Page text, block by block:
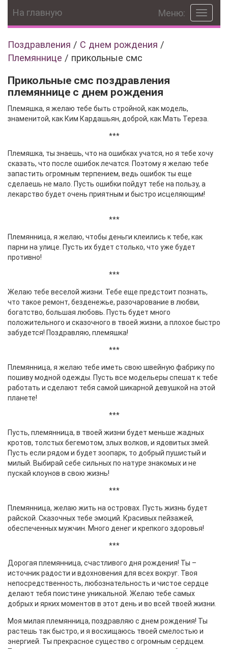
Toggle
На главную Меню:
Поздравления / С днем рождения /
Племяннице / прикольные смс
Прикольные смс поздравления
племяннице с днем рождения
Племяшка, я желаю тебе быть стройной, как модель,
знаменитой, как Ким Кардашьян, доброй, как Мать Тереза.
***
Племяшка, ты знаешь, что на ошибках учатся, но я тебе хочу
сказать, что после ошибок лечатся. Поэтому я желаю тебе
запастить огромным терпением, ведь ошибок ты еще
сделаешь не мало. Пусть ошибки пойдут тебе на пользу, а
лекарство будет очень приятным и быстро исцеляющим!
***
Племянница, я желаю, чтобы деньги клеились к тебе, как
парни на улице. Пусть их будет столько, что уже будет
противно!
***
Желаю тебе веселой жизни. Тебе еще предстоит познать,
что такое ремонт, безденежье, разочарование в любви,
богатство, большая любовь. Пусть будет много
положительного и сказочного в твоей жизни, а плохое быстро
забудется! Поздравляю, племяшка!
***
Племянница, я желаю тебе иметь свою швейную фабрику по
пошиву модной одежды. Пусть все модельеры спешат к тебе
работать и сделают тебя самой шикарной девушкой на этой
планете!
***
Пусть, племянница, в твоей жизни будет меньше жадных
кротов, толстых бегемотом, злых волков, и ядовитых змей.
Пусть если рядом и будет зоопарк, то добрый пушистый и
милый. Выбирай себе сильных по натуре знакомых и не
пускай клоунов в свою жизнь!
***
Племянница, желаю жить на островах. Пусть жизнь будет
райской. Сказочных тебе эмоций. Красивых пейзажей,
обеспеченных мужчин. Много денег и крепкого здоровья!
***
Дорогая племянница, счастливого дня рождения! Ты –
источник радости и вдохновения для всех вокруг. Твоя
непосредственность, любознательность и чистое сердце
делают тебя поистине уникальной. Желаю тебе самых
добрых и ярких моментов в этот день и во всей твоей жизни.
Моя милая племянница, поздравляю с днем рождения! Ты
растешь так быстро, и я восхищаюсь твоей смелостью и
энергией. Ты прекрасное существо с огромным сердцем.